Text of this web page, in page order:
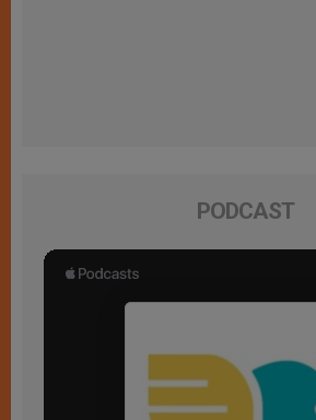
PODCAST